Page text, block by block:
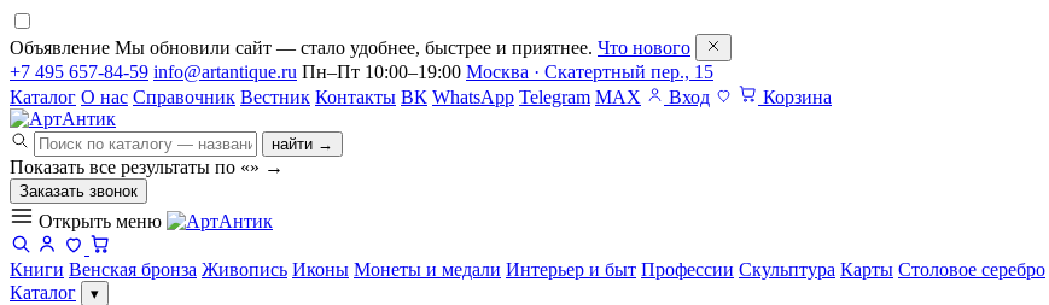
Объявление Мы обновили сайт — стало удобнее, быстрее и приятнее. Что нового
+7 495 657-84-59 info@artantique.ru Пн–Пт 10:00–19:00 Москва · Скатертный пер., 15
Каталог О нас Справочник Вестник Контакты ВК WhatsApp Telegram MAX Вход Корзина
найти →
Показать все результаты по «» →
Заказать звонок
Открыть меню
Книги Венская бронза Живопись Иконы Монеты и медали Интерьер и быт Профессии Скульптура Карты Столовое серебро
Каталог
▾